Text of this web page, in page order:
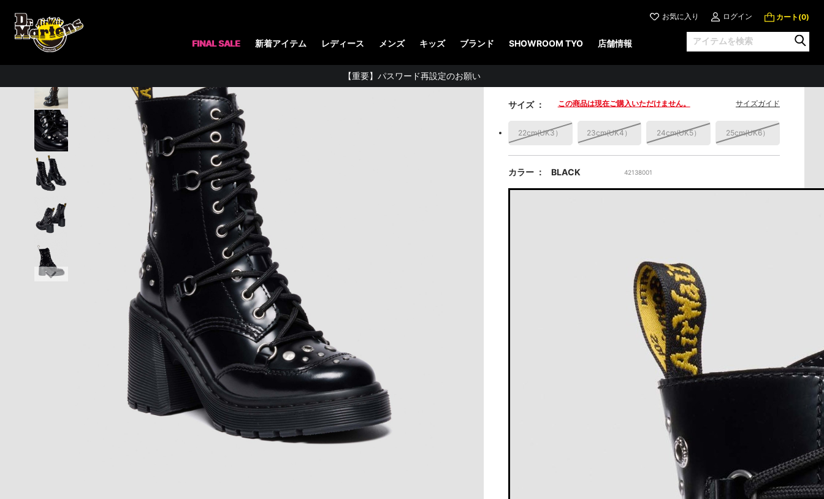
お気に入り ログイン カート(0)
FINAL SALE 新着アイテム レディース メンズ キッズ ブランド SHOWROOM TYO 店舗情報
【重要】パスワード再設定のお願い
CHESNEY ハードウェア 10 ホール ブ
ーツ
サイズ この商品は現在ご購入いただけません。 サイズガイド
22cm(UK3） 23cm(UK4） 24cm(UK5） 25cm(UK6）
カラー BLACK 42138001